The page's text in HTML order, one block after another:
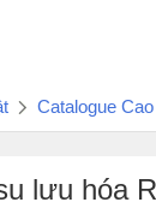
Catalogue
lưu hóa